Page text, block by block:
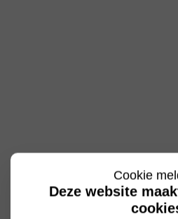
Cookie
Deze website